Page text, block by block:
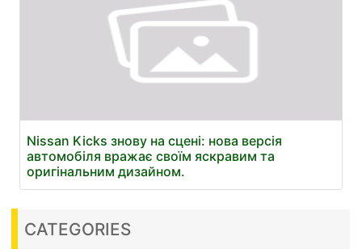
Nissan Kicks знову на сцені: нова версія
автомобіля вражає своїм яскравим та
оригінальним дизайном.
CATEGORIES